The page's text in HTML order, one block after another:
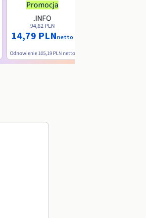
Promocja
.INFO
94,82 PLN
14,79 PLNnetto
Odnowienie 105,19 PLN netto